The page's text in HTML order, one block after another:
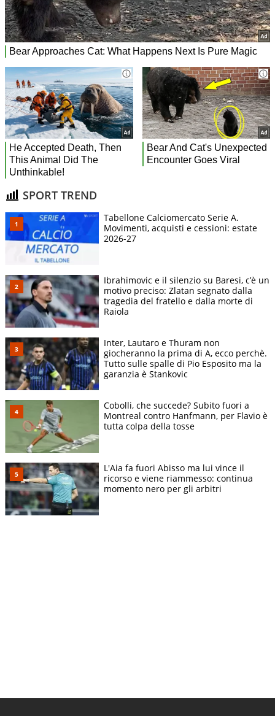
SPORT TREND
Tabellone Calciomercato Serie A.
Movimenti, acquisti e cessioni: estate
2026-27
Ibrahimovic e il silenzio su Baresi, c’è un
motivo preciso: Zlatan segnato dalla
tragedia del fratello e dalla morte di
Raiola
Inter, Lautaro e Thuram non
giocheranno la prima di A, ecco perchè.
Tutto sulle spalle di Pio Esposito ma la
garanzia è Stankovic
Cobolli, che succede? Subito fuori a
Montreal contro Hanfmann, per Flavio è
tutta colpa della tosse
L'Aia fa fuori Abisso ma lui vince il
ricorso e viene riammesso: continua
momento nero per gli arbitri